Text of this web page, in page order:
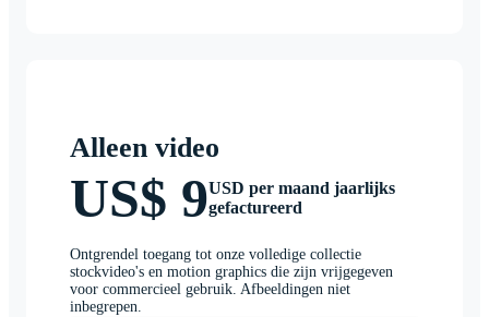
Alleen video
US$ 9USD per maand jaarlijks
gefactureerd
Ontgrendel toegang tot onze volledige collectie
stockvideo's en motion graphics die zijn vrijgegeven
voor commercieel gebruik. Afbeeldingen niet
inbegrepen.